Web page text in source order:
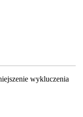
wykluczenia